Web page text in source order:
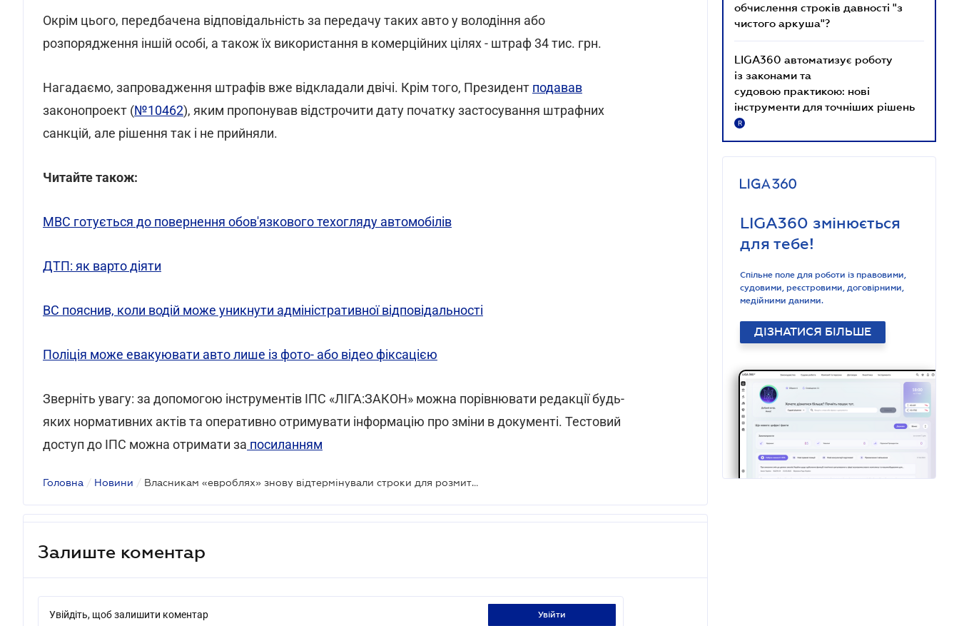
Окрім цього, передбачена відповідальність за передачу таких авто у володіння або
розпорядження іншій особі, а також їх використання в комерційних цілях - штраф 34 тис. грн.
Нагадаємо, запровадження штрафів вже відкладали двічі. Крім того, Президент подавав
законопроект (№10462), яким пропонував відстрочити дату початку застосування штрафних
санкцій, але рішення так і не прийняли.
Читайте також:
МВС готується до повернення обов'язкового техогляду автомобілів
ДТП: як варто діяти
ВС пояснив, коли водій може уникнути адміністративної відповідальності
Поліція може евакуювати авто лише із фото- або відео фіксацією
Зверніть увагу: за допомогою інструментів ІПС «ЛІГА:ЗАКОН» можна порівнювати редакції будь-
яких нормативних актів та оперативно отримувати інформацію про зміни в документі. Тестовий
доступ до ІПС можна отримати за посиланням
Головна / Новини / Власникам «евроблях» знову відтермінували строки для розмитнення
Залиште коментар
Увійдіть, щоб залишити коментар увійти
обчислення строків давності "з
чистого аркуша"?
LIGA360 автоматизує роботу
із законами та
судовою практикою: нові
інструменти для точніших рішень
R
LIGA360 змінюється
для тебе!
Спільне поле для роботи із правовими,
судовими, реєстровими, договірними,
медійними даними.
ДІЗНАТИСЯ БІЛЬШЕ